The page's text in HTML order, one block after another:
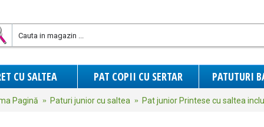
CU SALTEA PAT COPII CU SERTAR PATUTURI
Pagină Paturi junior cu saltea Pat junior Printese cu saltea